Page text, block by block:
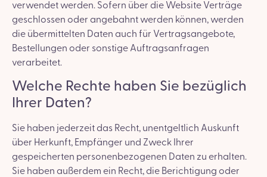
verwendet werden. Sofern über die Website Verträge
geschlossen oder angebahnt werden können, werden
die übermittelten Daten auch für Vertragsangebote,
Bestellungen oder sonstige Auftragsanfragen
verarbeitet.
Welche Rechte haben Sie bezüglich
Ihrer Daten?
Sie haben jederzeit das Recht, unentgeltlich Auskunft
über Herkunft, Empfänger und Zweck Ihrer
gespeicherten personenbezogenen Daten zu erhalten.
Sie haben außerdem ein Recht, die Berichtigung oder